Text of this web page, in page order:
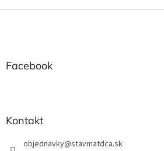
Z
Facebook
Kontakt
objednavky@stavmatdca.sk